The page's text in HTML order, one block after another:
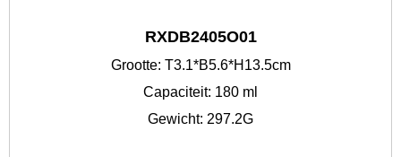
RXDB2405O01
Grootte: T3.1*B5.6*H13.5cm
Capaciteit: 180 ml
Gewicht: 297.2G